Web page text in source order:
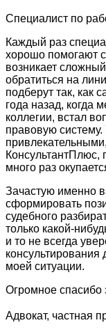
Специалист по
Каждый раз
хорошо помогают с
возникает
обратиться на
подберут так, как
года назад, когда
коллегии, встал
правовую
КонсультантПлюс,
много раз
Зачастую именно
сформировать
судебного
только какой-
и то не всегда
консультирования
моей ситуации.
Огромное спасибо
Адвокат, частная